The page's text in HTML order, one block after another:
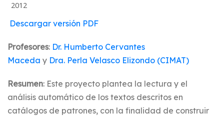
2012
Descargar versión PDF
Profesores: Dr. Humberto Cervantes
Maceda y Dra. Perla Velasco Elizondo (CIMAT)
Resumen: Este proyecto plantea la lectura y el
análisis automático de los textos descritos en
catálogos de patrones, con la finalidad de construir